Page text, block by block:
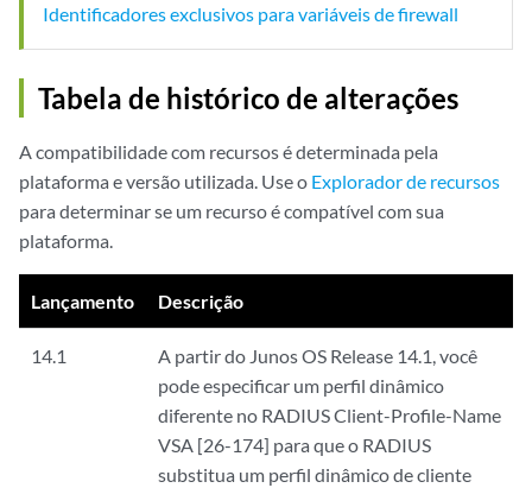
Identificadores exclusivos para variáveis de firewall
Tabela de histórico de alterações
A compatibilidade com recursos é determinada pela
plataforma e versão utilizada. Use o Explorador de recursos
para determinar se um recurso é compatível com sua
plataforma.
Lançamento Descrição
14.1
A partir do Junos OS Release 14.1, você
pode especificar um perfil dinâmico
diferente no RADIUS Client-Profile-Name
VSA [26-174] para que o RADIUS
substitua um perfil dinâmico de cliente